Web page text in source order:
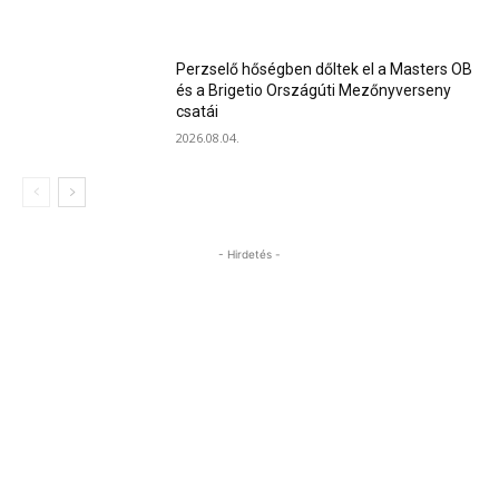
Perzselő hőségben dőltek el a Masters OB
és a Brigetio Országúti Mezőnyverseny
csatái
2026.08.04.
- Hirdetés -